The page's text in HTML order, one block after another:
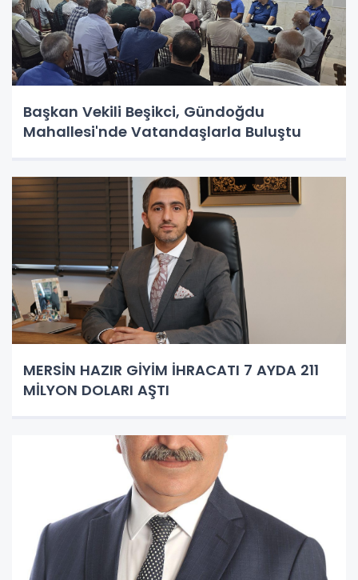
Başkan Vekili Beşikci, Gündoğdu
Mahallesi'nde Vatandaşlarla Buluştu
MERSİN HAZIR GİYİM İHRACATI 7 AYDA 211
MİLYON DOLARI AŞTI